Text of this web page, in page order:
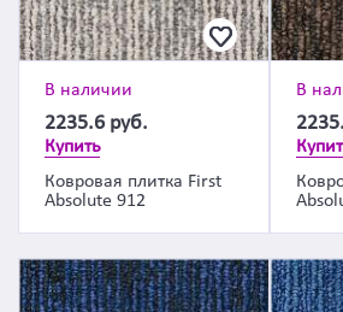
В наличии
2235.6 руб.
Купить
Ковровая плитка First
Absolute 912
В